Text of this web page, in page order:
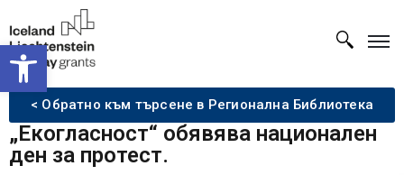
Open toolbar
< Обратно към търсене в Регионална Библиотека
„Екогласност“ обявява национален
ден за протест.